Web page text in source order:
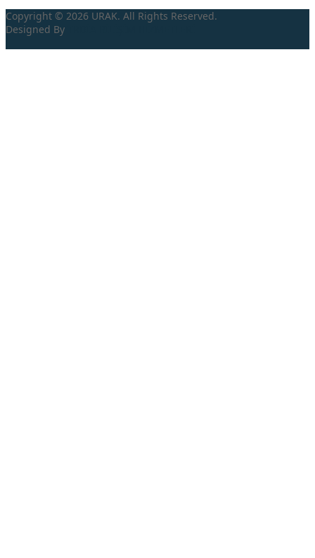
Copyright © 2026 URAK. All Rights Reserved.
Designed By